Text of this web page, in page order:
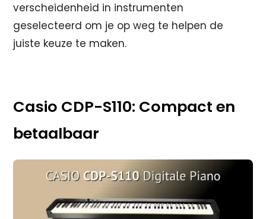
verscheidenheid in instrumenten
geselecteerd om je op weg te helpen de
juiste keuze te maken.
Casio CDP-S110: Compact en
betaalbaar